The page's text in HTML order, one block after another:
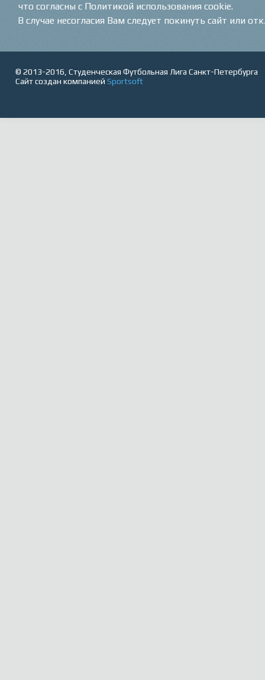
© 2013-2016, Студенческая Футбольная Лига Санкт-Петербурга
Сайт создан компанией Sportsoft
что согласны с Политикой использования cookie.
В случае несогласия Вам следует покинуть сайт или